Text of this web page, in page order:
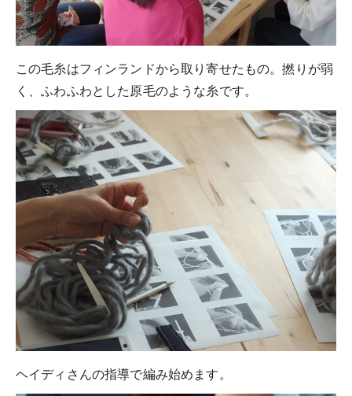
この毛糸はフィンランドから取り寄せたもの。撚りが弱
く、ふわふわとした原毛のような糸です。
ヘイディさんの指導で編み始めます。